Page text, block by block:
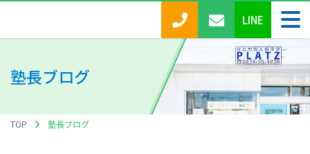
LINE
塾長ブログ
TOP 塾長ブログ